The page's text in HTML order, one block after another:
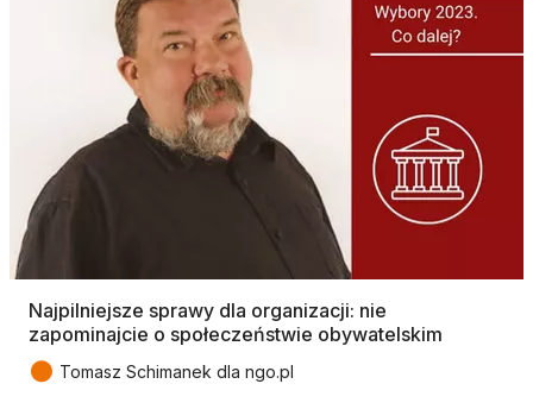
Najpilniejsze sprawy dla organizacji: nie
zapominajcie o społeczeństwie obywatelskim
● Tomasz Schimanek dla ngo.pl